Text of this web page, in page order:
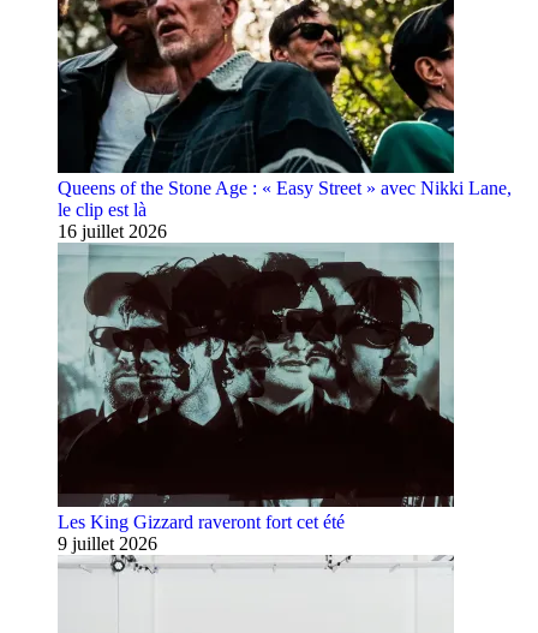
Queens of the Stone Age : « Easy Street » avec Nikki Lane,
le clip est là
16 juillet 2026
Les King Gizzard raveront fort cet été
9 juillet 2026